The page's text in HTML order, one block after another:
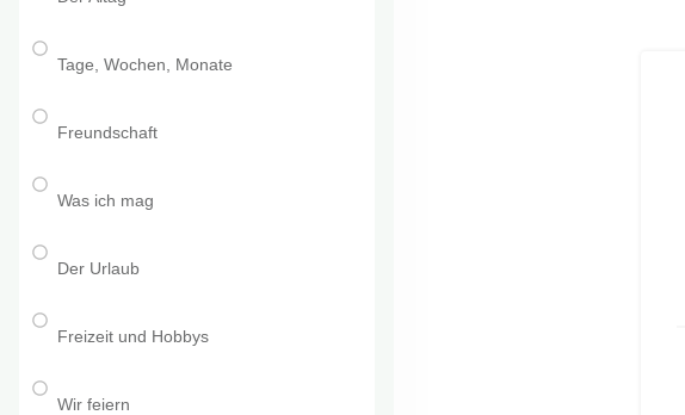
Tage, Wochen, Monate
Freundschaft
Was ich mag
Der Urlaub
Freizeit und Hobbys
Wir feiern